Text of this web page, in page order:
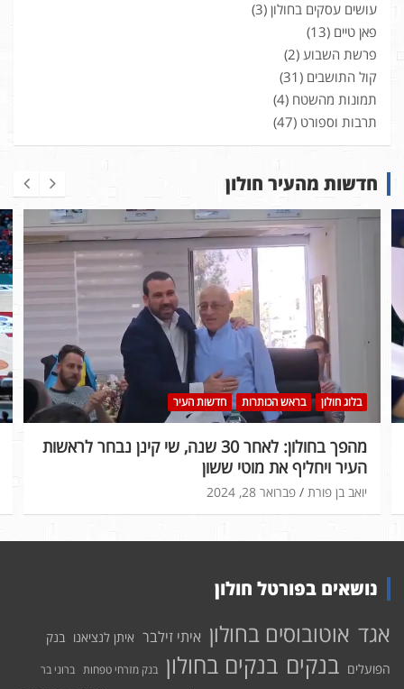
עושים עסקים בחולון (3)
פאן טיים (13)
פרשת השבוע (2)
קול התושבים (31)
תמונות מהשטח (4)
תרבות וספורט (47)
חדשות מהעיר חולון
בלוג חולון בראש הכותרות חדשות העיר
מהפך בחולון: לאחר 30 שנה, שי קינן נבחר לראשות
העיר ויחליף את מוטי ששון
פברואר 28, 2024 יואב בן פורת
נושאים בפורטל חולון
אגד אוטובוסים בחולון איתי זילבר איתן לנציאנו בנק
הפועלים בנקים בנקים בחולון בנק מזרחי טפחות ברוני בר